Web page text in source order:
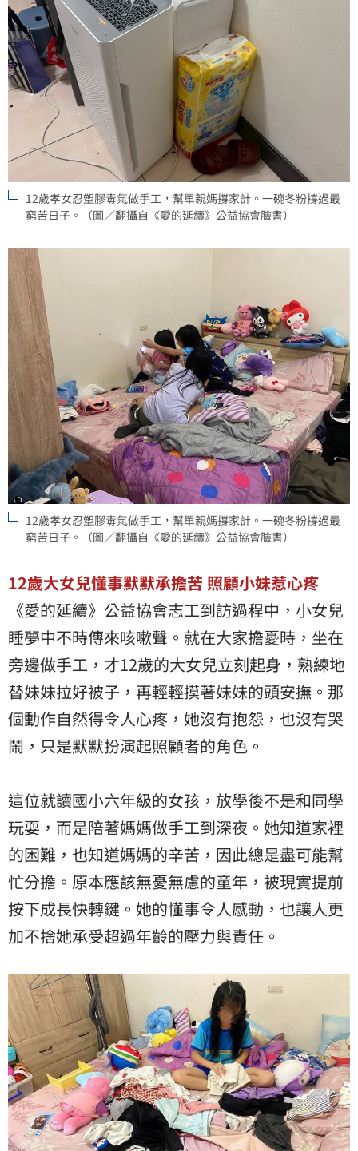
12歲孝女忍塑膠毒氣做手工，幫單親媽撐家計。一碗冬粉撐過最
窮苦日子。（圖／翻攝自《愛的延續》公益協會臉書）
12歲孝女忍塑膠毒氣做手工，幫單親媽撐家計。一碗冬粉撐過最
窮苦日子。（圖／翻攝自《愛的延續》公益協會臉書）
12歲大女兒懂事默默承擔苦 照顧小妹惹心疼
《愛的延續》公益協會志工到訪過程中，小女兒
睡夢中不時傳來咳嗽聲。就在大家擔憂時，坐在
旁邊做手工，才12歲的大女兒立刻起身，熟練地
替妹妹拉好被子，再輕輕摸著妹妹的頭安撫。那
個動作自然得令人心疼，她沒有抱怨，也沒有哭
鬧，只是默默扮演起照顧者的角色。
這位就讀國小六年級的女孩，放學後不是和同學
玩耍，而是陪著媽媽做手工到深夜。她知道家裡
的困難，也知道媽媽的辛苦，因此總是盡可能幫
忙分擔。原本應該無憂無慮的童年，被現實提前
按下成長快轉鍵。她的懂事令人感動，也讓人更
加不捨她承受超過年齡的壓力與責任。